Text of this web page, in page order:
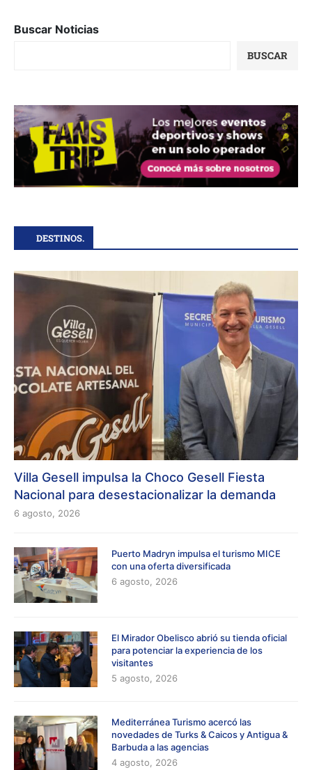
Buscar Noticias
BUSCAR
DESTINOS.
Villa Gesell impulsa la Choco Gesell Fiesta
Nacional para desestacionalizar la demanda
6 agosto, 2026
Puerto Madryn impulsa el turismo MICE
con una oferta diversificada
6 agosto, 2026
El Mirador Obelisco abrió su tienda oficial
para potenciar la experiencia de los
visitantes
5 agosto, 2026
Mediterránea Turismo acercó las
novedades de Turks & Caicos y Antigua &
Barbuda a las agencias
4 agosto, 2026